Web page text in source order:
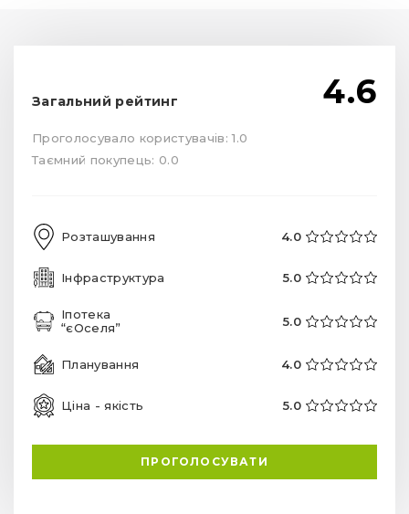
Загальний рейтинг 4.6
Проголосувало користувачів: 1.0
Таємний покупець: 0.0
Розташування 4.0
Інфраструктура 5.0
Іпотека
“єОселя”
5.0
Планування 4.0
Ціна - якість 5.0
ПРОГОЛОСУВАТИ